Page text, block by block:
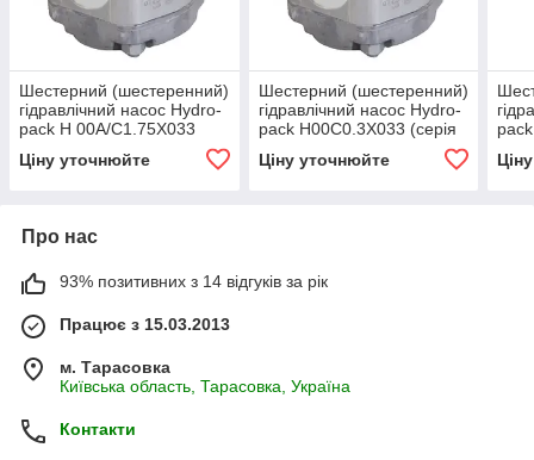
Шестерний (шестеренний)
гідравлічний насос Hydro-
pack H 00A/C1.75X033
Ціну уточнюйте
Шестерний (шестеренний)
гідравлічний насос Hydro-
pack H00C0.3X033 (серія
Ціну уточнюйте
Про нас
93% позитивних з 14 відгуків за рік
Працює з 15.03.2013
м. Тарасовка
Київська область, Тарасовка, Україна
Контакти